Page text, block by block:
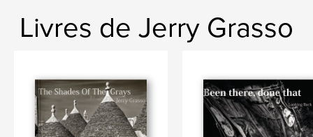
Livres de Jerry Grasso